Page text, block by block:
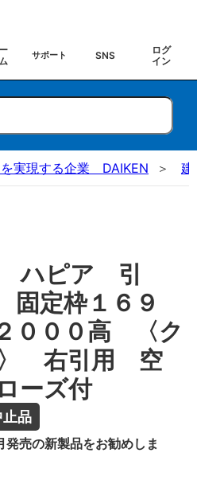
サポート SNS
ログ
イン
を実現する企業 DAIKEN 建
ハピア 引
定枠１６９
０００高 〈ク
〉 右引用 空
ーズ付
品
売の新製品をお勧めしま